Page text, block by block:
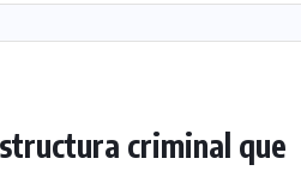
criminal que